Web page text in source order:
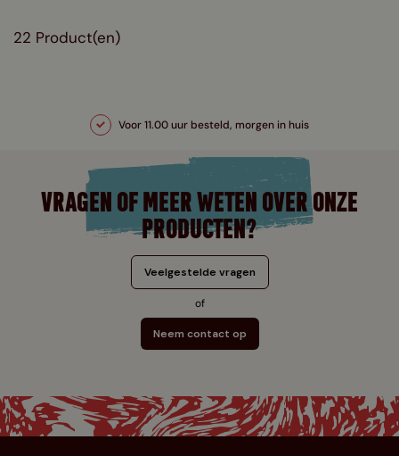
22 Product(en)
Voor 11.00 uur besteld, morgen in huis
VRAGEN OF MEER WETEN OVER ONZE
PRODUCTEN?
Veelgestelde vragen
of
Neem contact op